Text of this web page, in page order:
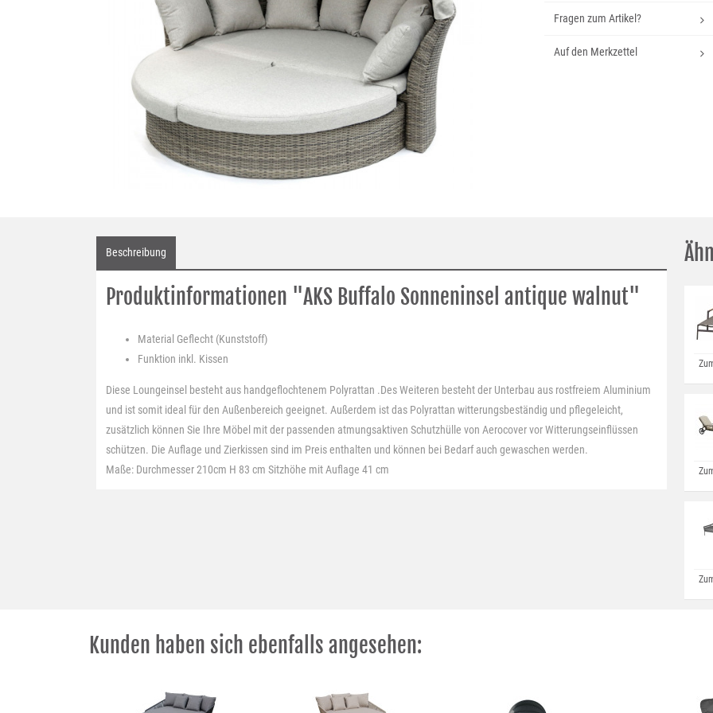
Fragen zum Artikel?
Auf den Merkzettel
Beschreibung
Produktinformationen "AKS Buffalo Sonneninsel antique walnut"
Material Geflecht (Kunststoff)
Funktion inkl. Kissen
Diese Loungeinsel besteht aus handgeflochtenem Polyrattan .Des Weiteren besteht der Unterbau aus rostfreiem Aluminium
und ist somit ideal für den Außenbereich geeignet. Außerdem ist das Polyrattan witterungsbeständig und pflegeleicht,
zusätzlich können Sie Ihre Möbel mit der passenden atmungsaktiven Schutzhülle von Aerocover vor Witterungseinflüssen
schützen. Die Auflage und Zierkissen sind im Preis enthalten und können bei Bedarf auch gewaschen werden.
Maße: Durchmesser 210cm H 83 cm Sitzhöhe mit Auflage 41 cm
Kunden haben sich ebenfalls angesehen: